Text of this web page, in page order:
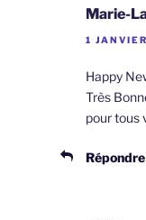
Marie-
1
Happy
Très
pour tous
Répondre